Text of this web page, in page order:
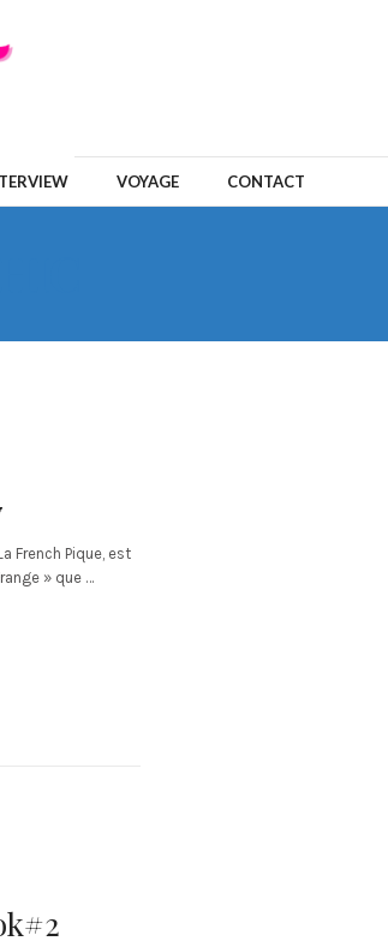
VOYAGE CONTACT
French Pique, est
» que …